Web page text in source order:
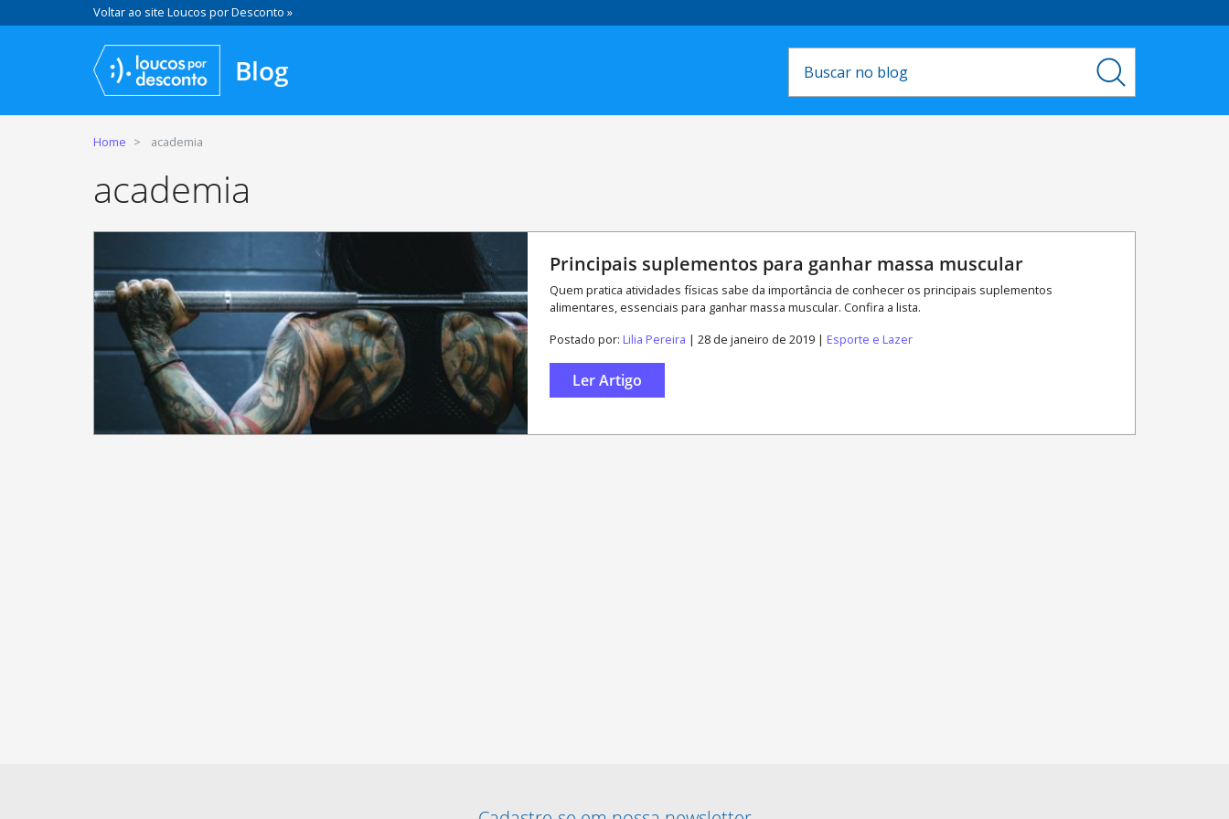
Voltar ao site Loucos por Desconto »
Blog
Home academia
academia
Principais suplementos para ganhar massa muscular
Quem pratica atividades físicas sabe da importância de conhecer os principais suplementos
alimentares, essenciais para ganhar massa muscular. Confira a lista.
Postado por: Lilia Pereira | 28 de janeiro de 2019 | Esporte e Lazer
Ler Artigo